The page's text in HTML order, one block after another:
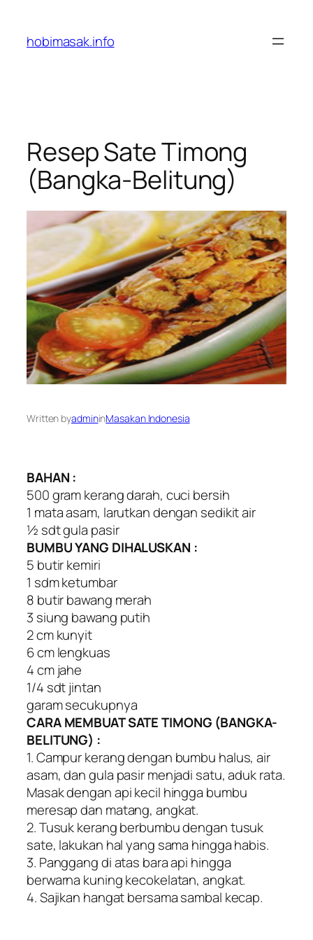
content
hobimasak.info
Resep Sate Timong
(Bangka-Belitung)
Written byadmininMasakan Indonesia
BAHAN :
500 gram kerang darah, cuci bersih
1 mata asam, larutkan dengan sedikit air
½ sdt gula pasir
BUMBU YANG DIHALUSKAN :
5 butir kemiri
1 sdm ketumbar
8 butir bawang merah
3 siung bawang putih
2 cm kunyit
6 cm lengkuas
4 cm jahe
1/4 sdt jintan
garam secukupnya
CARA MEMBUAT SATE TIMONG (BANGKA-
BELITUNG) :
1. Campur kerang dengan bumbu halus, air
asam, dan gula pasir menjadi satu, aduk rata.
Masak dengan api kecil hingga bumbu
meresap dan matang, angkat.
2. Tusuk kerang berbumbu dengan tusuk
sate, lakukan hal yang sama hingga habis.
3. Panggang di atas bara api hingga
berwarna kuning kecokelatan, angkat.
4. Sajikan hangat bersama sambal kecap.